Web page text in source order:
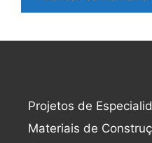
Projetos de
Materiais de